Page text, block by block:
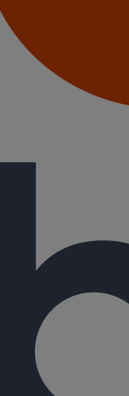
accidentelle 1,5 bar) DN150
(pression accidentelle
accidentelle 1,5 bar) DN125
(pression accidentelle